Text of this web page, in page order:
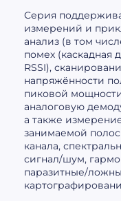
Серия
измерений и
анализ (в том
помех (каскадная
RSSI),
напряжённости
пиковой
аналоговую
а также
занимаемой
канала,
сигнал/шум,
паразитные/